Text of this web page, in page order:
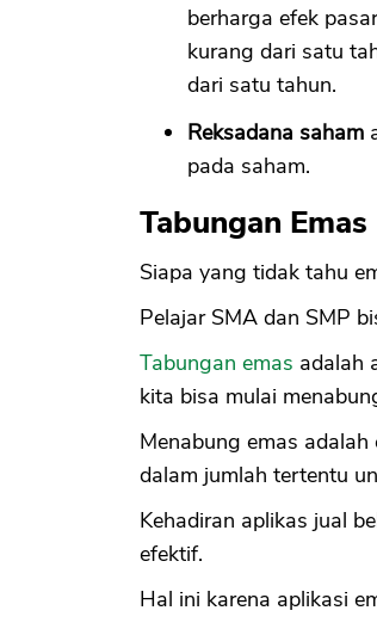
berharga efek
kurang dari satu
dari satu tahun.
Reksadana saham
pada saham.
Tabungan Emas
Siapa yang tidak tahu
Pelajar SMA dan SMP
Tabungan emas adalah
kita bisa mulai
Menabung emas
dalam jumlah tertentu
Kehadiran aplikas jual
efektif.
Hal ini karena aplikasi